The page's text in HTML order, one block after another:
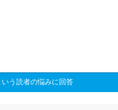
う読者の悩みに回答